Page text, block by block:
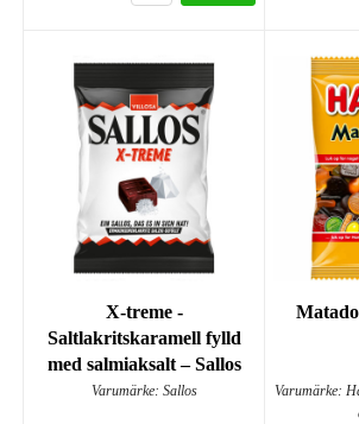
X-treme -
Saltlakritskaramell fylld
med salmiaksalt – Sallos
Varumärke: Sallos
Varumärke: